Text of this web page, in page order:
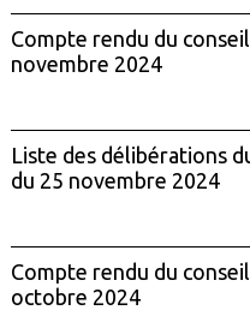
Compte rendu du
novembre 2024
Liste des délibérations
du 25 novembre 2024
Compte rendu du
octobre 2024